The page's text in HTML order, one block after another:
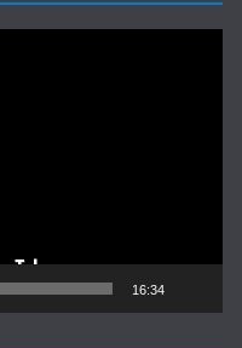
16:34